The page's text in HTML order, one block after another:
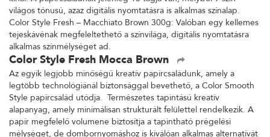
világos tónusú, azaz digitális nyomtatásra is alkalmas színalap.
Color Style Fresh – Macchiato Brown 300g: Valóban egy kellemes
tejeskávénak megfeleltethető a színvilága, digitális nyomtatásra
alkalmas színmélységet ad.
Color Style Fresh Mocca Brown
Az egyik legjobb minőségű kreatív papírcsaládunk, amely a
legtöbb technológiánál biztonsággal bevethető, a Color Smooth
Style papírcsalád utódja. Természetes tapintású kreatív
alapanyag, amely minimálisan strukturált felülettel rendelkezik. A
papír megfelelő volumene biztosítja a tapintható prégelési
mélységet, de dombornyomáshoz is kiválóan alkalmas alternatívát